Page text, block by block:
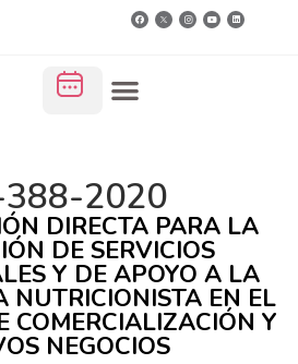
2020
DIRECTA PARA LA
DE SERVICIOS
Y DE APOYO A LA
NUTRICIONISTA EN EL
COMERCIALIZACIÓN Y
NEGOCIOS